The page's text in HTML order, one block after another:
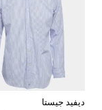
ديفيد جيستا